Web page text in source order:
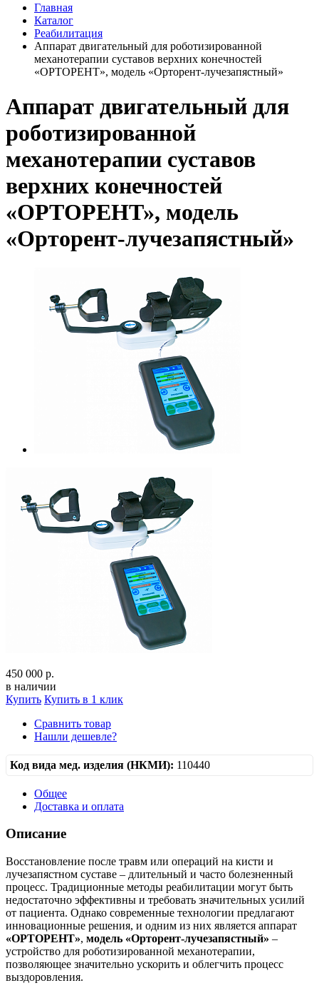
Главная
Каталог
Реабилитация
Аппарат двигательный для роботизированной
механотерапии суставов верхних конечностей
«ОРТОРЕНТ», модель «Орторент-лучезапястный»
Аппарат двигательный для
роботизированной
механотерапии суставов
верхних конечностей
«ОРТОРЕНТ», модель
«Орторент-лучезапястный»
450 000 р.
в наличии
Купить Купить в 1 клик
Сравнить товар
Нашли дешевле?
Код вида мед. изделия (НКМИ): 110440
Общее
Доставка и оплата
Описание
Восстановление после травм или операций на кисти и
лучезапястном суставе – длительный и часто болезненный
процесс. Традиционные методы реабилитации могут быть
недостаточно эффективны и требовать значительных усилий
от пациента. Однако современные технологии предлагают
инновационные решения, и одним из них является аппарат
«ОРТОРЕНТ», модель «Орторент-лучезапястный» –
устройство для роботизированной механотерапии,
позволяющее значительно ускорить и облегчить процесс
выздоровления.